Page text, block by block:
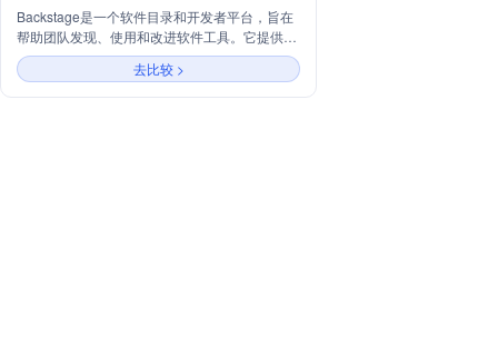
Backstage是一个软件目录和开发者平台，旨在
帮助团队发现、使用和改进软件工具。它提供了
一个统一的界面，使得开发者可以轻松地访问和
管理各种开发资源，从而提高开发效率和协作能
力。
去比较 >